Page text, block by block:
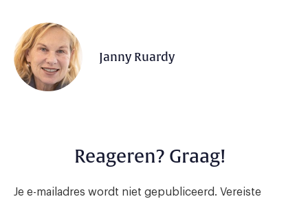
Janny Ruardy
Reageren? Graag!
Je e-mailadres wordt niet gepubliceerd. Vereiste